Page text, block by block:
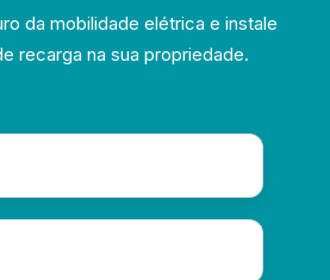
da mobilidade elétrica e instale
recarga na sua propriedade.